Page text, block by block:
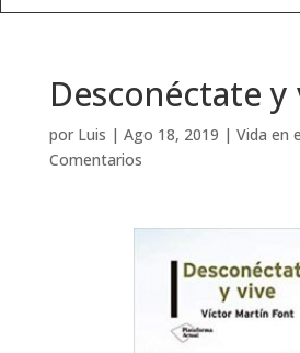
Desconéctate y
por Luis | Ago 18, 2019 | Vida en
Comentarios